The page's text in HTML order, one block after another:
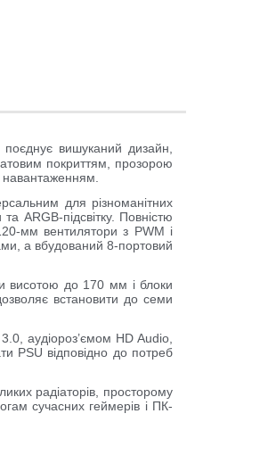
вишуканий дизайн,
покриттям, прозорою
для різноманітних
та ARGB-підсвітку. Повністю
20-мм вентилятори з PWM і
а вбудований 8-портовий
висотою до 170 мм і блоки
встановити до семи
аудіороз’ємом HD Audio,
PSU відповідно до потреб
радіаторів, просторому
сучасних геймерів і ПК-